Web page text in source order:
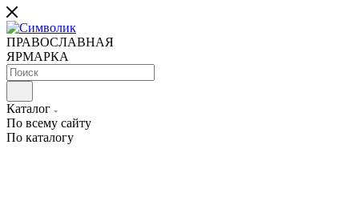
ПРАВОСЛАВНАЯ
ЯРМАРКА
Каталог
По всему сайту
По каталогу